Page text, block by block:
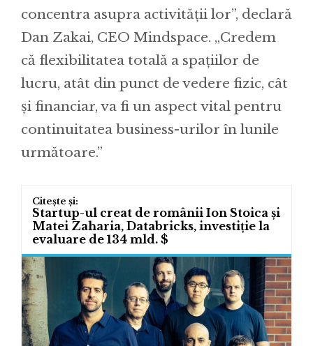
concentra asupra activității lor”, declară
Dan Zakai, CEO Mindspace. „Credem
că flexibilitatea totală a spațiilor de
lucru, atât din punct de vedere fizic, cât
și financiar, va fi un aspect vital pentru
continuitatea business-urilor în lunile
următoare.”
Startup-ul creat de românii Ion Stoica și
Matei Zaharia, Databricks, investiție la
evaluare de 134 mld. $